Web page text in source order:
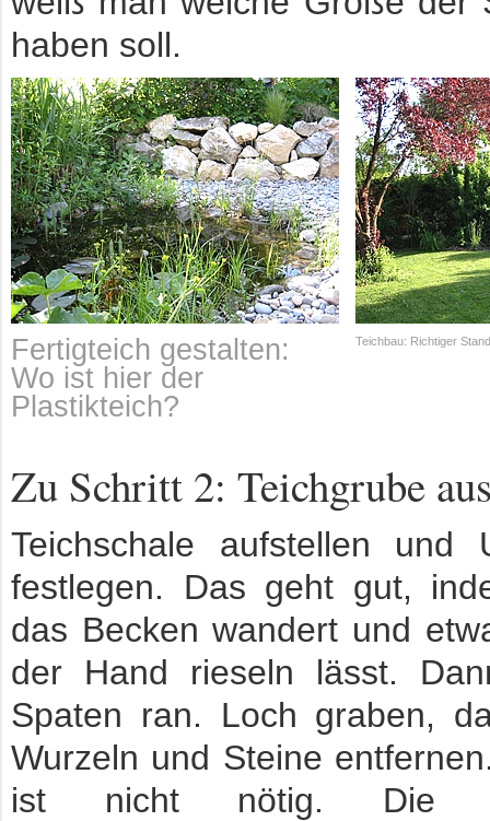
haben soll.
Fertigteich gestalten:
Wo ist hier der
Plastikteich?
Teichbau: Richtiger
Zu Schritt 2: Teichgrube
Teichschale aufstellen und
festlegen. Das geht gut,
das Becken wandert und
der Hand rieseln lässt.
Spaten ran. Loch graben,
Wurzeln und Steine
ist nicht nötig. Die